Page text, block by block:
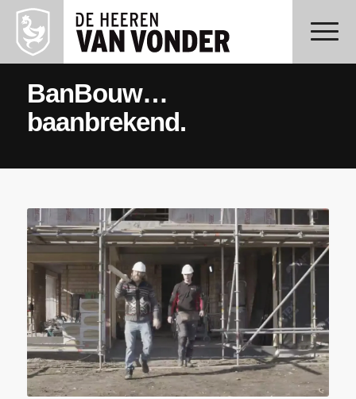
BanBouw…
baanbrekend.